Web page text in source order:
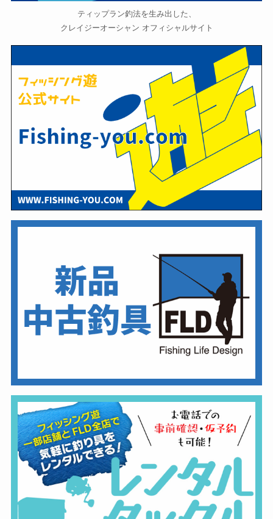
ティップラン釣法を生み出した、
クレイジーオーシャン オフィシャルサイト